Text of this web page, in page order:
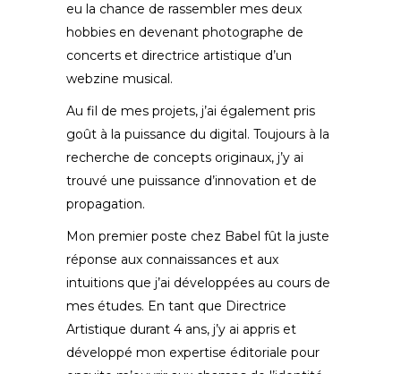
eu la chance de rassembler mes deux
hobbies en devenant photographe de
concerts et directrice artistique d’un
webzine musical.
Au fil de mes projets, j’ai également pris
goût à la puissance du digital. Toujours à la
recherche de concepts originaux, j’y ai
trouvé une puissance d’innovation et de
propagation.
Mon premier poste chez Babel fût la juste
réponse aux connaissances et aux
intuitions que j’ai développées au cours de
mes études. En tant que Directrice
Artistique durant 4 ans, j’y ai appris et
développé mon expertise éditoriale pour